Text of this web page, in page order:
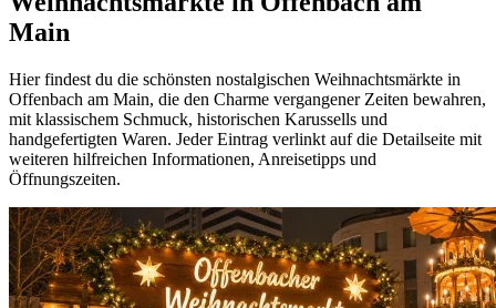
Main
Hier findest du die schönsten nostalgischen Weihnachtsmärkte in
Offenbach am Main, die den Charme vergangener Zeiten bewahren,
mit klassischem Schmuck, historischen Karussells und
handgefertigten Waren. Jeder Eintrag verlinkt auf die Detailseite mit
weiteren hilfreichen Informationen, Anreisetipps und
Öffnungszeiten.